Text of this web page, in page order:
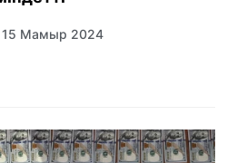
15 Мамыр 2024